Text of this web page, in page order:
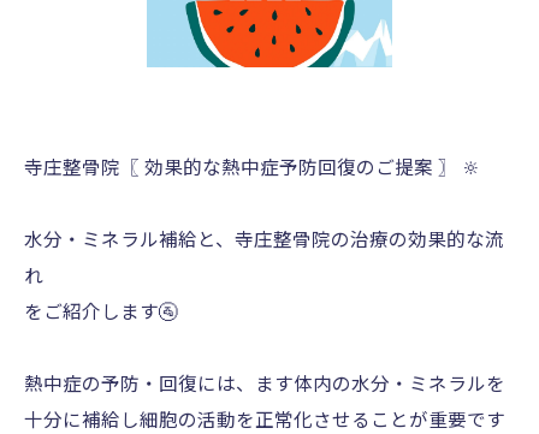
寺庄整骨院〖 効果的な熱中症予防回復のご提案 〗 🔆
水分・ミネラル補給と、寺庄整骨院の治療の効果的な流
れ
をご紹介します🚰
熱中症の予防・回復には、ます体内の水分・ミネラルを
十分に補給し細胞の活動を正常化させることが重要です